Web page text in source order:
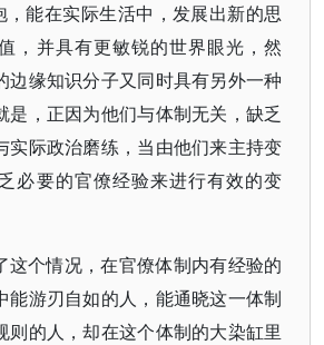
，能在实际生活中，发展出新的思
，并具有更敏锐的世界眼光，然
边缘知识分子又同时具有另外一种
是，正因为他们与体制无关，缺乏
实际政治磨练，当由他们来主持变
必要的官僚经验来进行有效的变
这个情况，在官僚体制内有经验的
能游刃自如的人，能通晓这一体制
则的人，却在这个体制的大染缸里